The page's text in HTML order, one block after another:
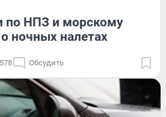
по НПЗ и морскому
ночных налетах
578 Обсудить